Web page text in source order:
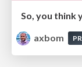
So, you think
axbom